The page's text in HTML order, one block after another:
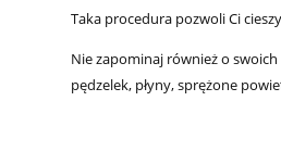
Taka procedura pozwoli Ci
Nie zapominaj również o swoich
pędzelek, płyny, sprężone